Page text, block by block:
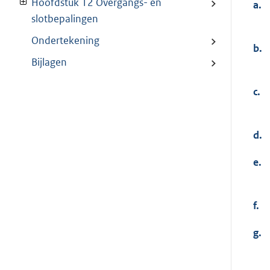
Hoofdstuk 12 Overgangs- en
slotbepalingen
Ondertekening
Bijlagen
a.
b.
c.
d.
e.
f.
g.